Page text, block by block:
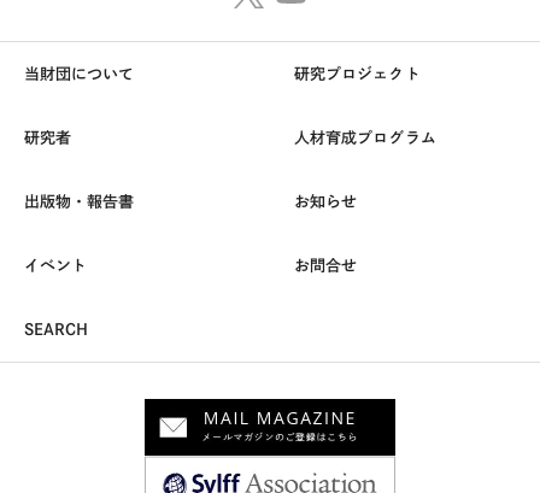
当財団について 研究プロジェクト
研究者 人材育成プログラム
出版物・報告書 お知らせ
イベント お問合せ
SEARCH